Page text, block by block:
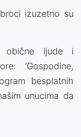
izuzetno su
obične ljude i
‘Gospodine,
besplatnih
unucima da